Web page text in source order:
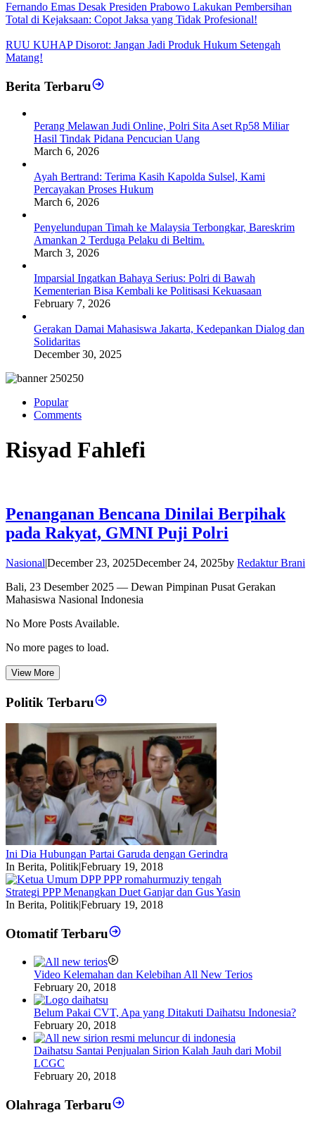
Fernando Emas Desak Presiden Prabowo Lakukan Pembersihan
Total di Kejaksaan: Copot Jaksa yang Tidak Profesional!
RUU KUHAP Disorot: Jangan Jadi Produk Hukum Setengah
Matang!
Berita Terbaru
Perang Melawan Judi Online, Polri Sita Aset Rp58 Miliar
Hasil Tindak Pidana Pencucian Uang
March 6, 2026
Ayah Bertrand: Terima Kasih Kapolda Sulsel, Kami
Percayakan Proses Hukum
March 6, 2026
Penyelundupan Timah ke Malaysia Terbongkar, Bareskrim
Amankan 2 Terduga Pelaku di Beltim.
March 3, 2026
Imparsial Ingatkan Bahaya Serius: Polri di Bawah
Kementerian Bisa Kembali ke Politisasi Kekuasaan
February 7, 2026
Gerakan Damai Mahasiswa Jakarta, Kedepankan Dialog dan
Solidaritas
December 30, 2025
Popular
Comments
Risyad Fahlefi
Penanganan Bencana Dinilai Berpihak
pada Rakyat, GMNI Puji Polri
Nasional|December 23, 2025December 24, 2025by Redaktur Brani
Bali, 23 Desember 2025 — Dewan Pimpinan Pusat Gerakan
Mahasiswa Nasional Indonesia
No More Posts Available.
No more pages to load.
View More
Politik Terbaru
Ini Dia Hubungan Partai Garuda dengan Gerindra
In Berita, Politik|February 19, 2018
Strategi PPP Menangkan Duet Ganjar dan Gus Yasin
In Berita, Politik|February 19, 2018
Otomatif Terbaru
Video Kelemahan dan Kelebihan All New Terios
February 20, 2018
Belum Pakai CVT, Apa yang Ditakuti Daihatsu Indonesia?
February 20, 2018
Daihatsu Santai Penjualan Sirion Kalah Jauh dari Mobil
LCGC
February 20, 2018
Olahraga Terbaru